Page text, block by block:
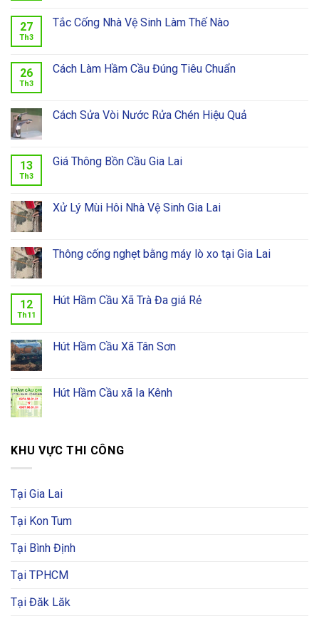
27
Th3
Tắc Cống Nhà Vệ Sinh Làm Thế Nào
26
Th3
Cách Làm Hầm Cầu Đúng Tiêu Chuẩn
Cách Sửa Vòi Nước Rửa Chén Hiệu Quả
13
Th3
Giá Thông Bồn Cầu Gia Lai
Xử Lý Mùi Hôi Nhà Vệ Sinh Gia Lai
Thông cống nghẹt bằng máy lò xo tại Gia Lai
12
Th11
Hút Hầm Cầu Xã Trà Đa giá Rẻ
Hút Hầm Cầu Xã Tân Sơn
Hút Hầm Cầu xã Ia Kênh
KHU VỰC THI CÔNG
Tại Gia Lai
Tại Kon Tum
Tại Bình Định
Tại TPHCM
Tại Đăk Lăk